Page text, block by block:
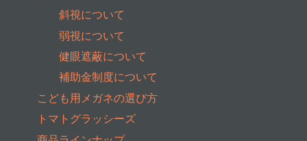
斜視について
弱視について
健眼遮蔽について
補助金制度について
こども用メガネの選び方
トマトグラッシーズ